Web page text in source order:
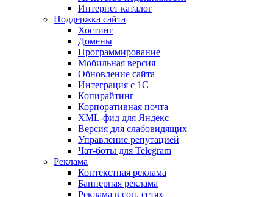
Интернет каталог
Поддержка сайта
Хостинг
Домены
Программирование
Мобильная версия
Обновление сайта
Интеграция с 1С
Копирайтинг
Корпоративная почта
XML-фид для Яндекс
Версия для слабовидящих
Управление репутацией
Чат-боты для Telegram
Реклама
Контекстная реклама
Баннерная реклама
Реклама в соц. сетях